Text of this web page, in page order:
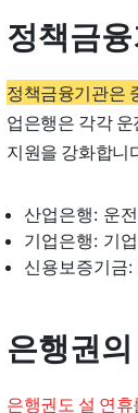
정책금
정책금융기관은
업은행은 각각
지원을 강화합니
산업은행: 운
기업은행: 기
신용보증기금
은행권
은행권도 설 연